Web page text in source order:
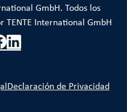
GmbH. Todos los
TENTE International GmbH
Declaración de Privacidad